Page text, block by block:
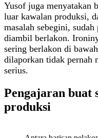
Yusof juga menyatakan
luar kawalan produksi,
masalah sebegini,
diambil berlakon.
sering berlakon di
dilaporkan tidak pernah
serius.
Pengajaran buat
produksi